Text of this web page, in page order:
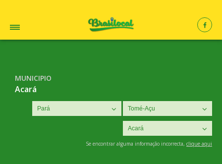
MUNICIPIO
Acará
Se encontrar alguma informação incorrecta, clique aqui